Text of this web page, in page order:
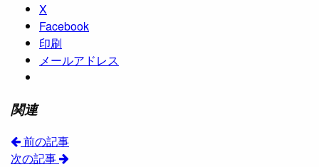
X
Facebook
印刷
メールアドレス
関連
前の記事
次の記事